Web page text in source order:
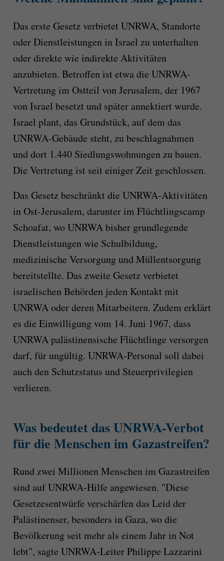
Das erste Gesetz verbietet UNRWA, Standorte
oder Dienstleistungen in Israel zu unterhalten
oder direkte wie indirekte Aktivitäten
anzubieten. Betroffen ist etwa die UNRWA-
Vertretung im Ostteil von Jerusalem, der 1967
von Israel besetzt und später annektiert wurde.
Israel plant, das Grundstück, auf dem das
UNRWA-Gebäude steht, zu beschlagnahmen
und dort 1.440 Siedlungswohnungen zu bauen.
Die Vertretung ist seit einiger Zeit geschlossen.
Das Gesetz beschränkt die UNRWA-Aktivitäten
in Ost-Jerusalem, darunter im Flüchtlingscamp
Schoafat, wo UNRWA bisher grundlegende
Dienstleistungen wie Schulbildung,
medizinische Versorgung und Müllentsorgung
bereitstellte. Das zweite Gesetz verbietet
israelischen Behörden jeden Kontakt mit
UNRWA oder deren Mitarbeitern. Zudem erklärt
es die Einwilligung vom 14. Juni 1967, dass
UNRWA palästinensische Flüchtlinge versorgen
darf, für ungültig. UNRWA-Personal soll dabei
auch den Schutzstatus und Steuerprivilegien
verlieren.
Was bedeutet das UNRWA-Verbot
für die Menschen im Gazastreifen?
Rund zwei Millionen Menschen im Gazastreifen
sind auf UNRWA-Hilfe angewiesen. "Diese
Gesetzesentwürfe verschärfen das Leid der
Palästinenser, besonders in Gaza, wo die
Bevölkerung seit mehr als einem Jahr in Not
lebt", sagte UNRWA-Leiter Philippe Lazzarini